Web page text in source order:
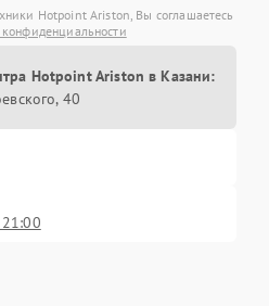
Hotpoint Ariston, Вы соглашаетесь
Hotpoint Ariston в Казани:
40